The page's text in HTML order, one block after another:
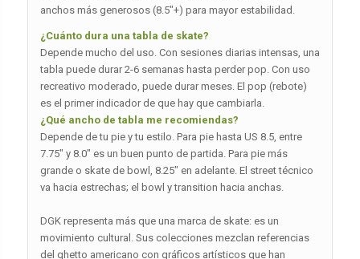
anchos más generosos (8.5″+) para mayor estabilidad.
¿Cuánto dura una tabla de skate?
Depende mucho del uso. Con sesiones diarias intensas, una
tabla puede durar 2-6 semanas hasta perder pop. Con uso
recreativo moderado, puede durar meses. El pop (rebote)
es el primer indicador de que hay que cambiarla.
¿Qué ancho de tabla me recomiendas?
Depende de tu pie y tu estilo. Para pie hasta US 8.5, entre
7.75″ y 8.0″ es un buen punto de partida. Para pie más
grande o skate de bowl, 8.25″ en adelante. El street técnico
va hacia estrechas; el bowl y transition hacia anchas.
DGK representa más que una marca de skate: es un
movimiento cultural. Sus colecciones mezclan referencias
del ghetto americano con gráficos artísticos que han